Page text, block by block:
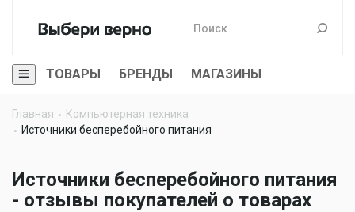
ТОВАРЫ БРЕНДЫ МАГАЗИНЫ
Главная
Компьютерная техника
Источники бесперебойного питания
Источники бесперебойного питания
- отзывы покупателей о товарах